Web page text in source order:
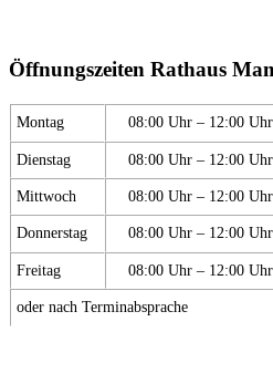
Öffnungszeiten Rathaus
Montag 08:00 Uhr – 12:00 Uhr
Dienstag 08:00 Uhr – 12:00 Uhr
Mittwoch 08:00 Uhr – 12:00 Uhr
Donnerstag 08:00 Uhr – 12:00 Uhr
Freitag 08:00 Uhr – 12:00 Uhr
oder nach Terminabsprache